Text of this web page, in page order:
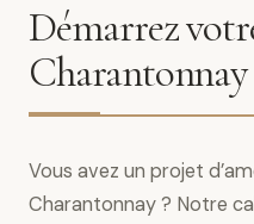
Démarrez
Charantonnay
Vous avez un projet
Charantonnay ? Notre